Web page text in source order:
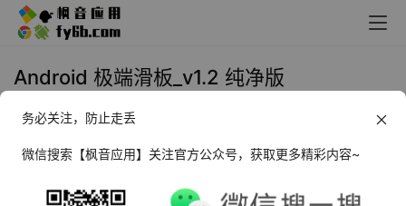
Android 极端滑板_v1.2 纯净版
2022年11月1日 13:06
务必关注，防止走丢
微信搜索【枫音应用】关注官方公众号，获取更多精彩内容~